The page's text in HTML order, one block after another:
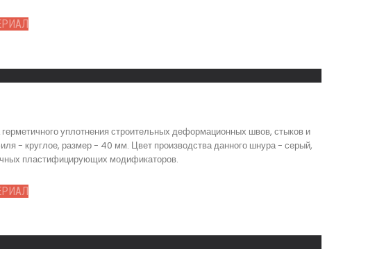
уплотнения строительных деформационных швов, стыков и
- круглое, размер - 40 мм. Цвет производства данного шнура - серый,
пластифицирующих модификаторов.